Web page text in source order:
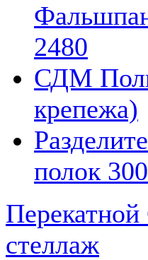
2480
СДМ
крепежа)
полок 300
стеллаж